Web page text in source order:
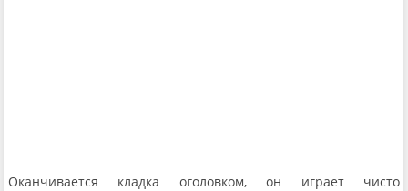
Оканчивается кладка оголовком, он играет чисто